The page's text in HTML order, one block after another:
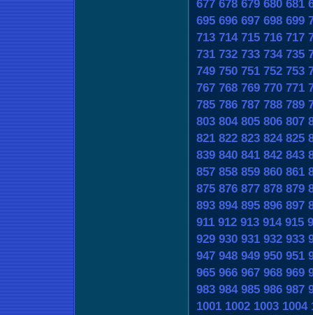
677 678 679 680 681
695 696 697 698 699
713 714 715 716 717
731 732 733 734 735
749 750 751 752 753
767 768 769 770 771
785 786 787 788 789
803 804 805 806 807
821 822 823 824 825
839 840 841 842 843
857 858 859 860 861
875 876 877 878 879
893 894 895 896 897
911 912 913 914 915
929 930 931 932 933
947 948 949 950 951
965 966 967 968 969
983 984 985 986 987
1001 1002 1003 1004